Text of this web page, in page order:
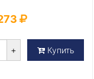
+ Купить